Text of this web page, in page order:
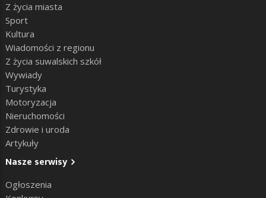
Z życia miasta
Sport
Kultura
Wiadomości z regionu
Z życia suwalskich szkół
Wywiady
Turystyka
Motoryzacja
Nieruchomości
Zdrowie i uroda
Artykuły
Nasze serwisy
Ogłoszenia